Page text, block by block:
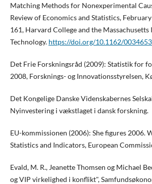
Matching Methods for Nonexperimental
Review of Economics and Statistics,
161, Harvard College and the
Technology. https://doi.org/10.1162/
Det Frie Forskningsråd (2009): Statistik for
2008, Forsknings- og Innovationsstyrelsen,
Det Kongelige Danske Videnskabernes
Nyinvestering i vækstlaget i dansk forskning.
EU-kommissionen (2006): She figures 2006.
Statistics and Indicators, European
Evald, M. R., Jeanette Thomsen og Michael
og VIP virkelighed i konflikt",